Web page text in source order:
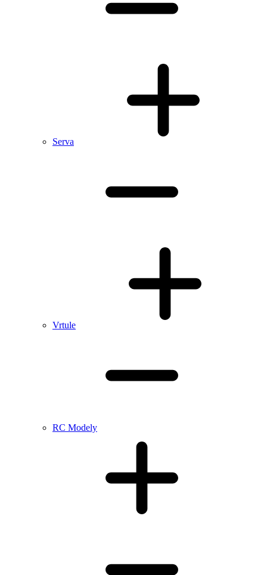
Serva
Vrtule
RC Modely